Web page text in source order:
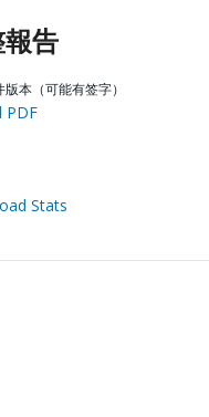
告
本（可能有签字）
PDF
Stats